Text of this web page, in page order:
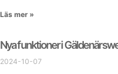
Läs mer »
Nya funktioner i
2024-10-07